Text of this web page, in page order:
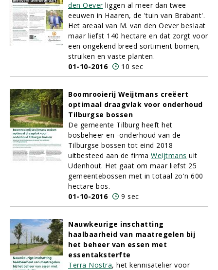
den Oeverliggen al meer dan twee
eeuwen in Haaren, de 'tuin van Brabant'.
Het areaal van M. van den Oever beslaat
maar liefst 140 hectare en dat zorgt voor
een ongekend breed sortiment bomen,
struiken en vaste planten.
01-10-2016
10 sec
Boomrooierij Weijtmans creëert
optimaal draagvlak voor onderhoud
Tilburgse bossen
De gemeente Tilburg heeft het
bosbeheer en -onderhoud van de
Tilburgse bossen tot eind 2018
uitbesteed aan de firma Weijtmans uit
Udenhout. Het gaat om maar liefst 25
gemeentebossen met in totaal zo'n 600
hectare bos.
01-10-2016
9 sec
Nauwkeurige inschatting
haalbaarheid van maatregelen bij
het beheer van essen met
essentaksterfte
Terra Nostra, het kennisatelier voor